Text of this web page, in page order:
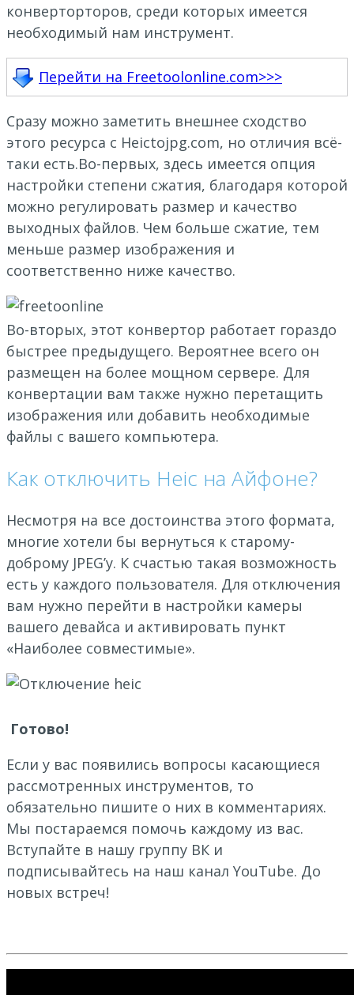
конверторторов, среди которых имеется
необходимый нам инструмент.
Перейти на Freetoolonline.com>>>
Сразу можно заметить внешнее сходство
этого ресурса с Heictojpg.com, но отличия всё-
таки есть.Во-первых, здесь имеется опция
настройки степени сжатия, благодаря которой
можно регулировать размер и качество
выходных файлов. Чем больше сжатие, тем
меньше размер изображения и
соответственно ниже качество.
Во-вторых, этот конвертор работает гораздо
быстрее предыдущего. Вероятнее всего он
размещен на более мощном сервере. Для
конвертации вам также нужно перетащить
изображения или добавить необходимые
файлы с вашего компьютера.
Как отключить Heic на Айфоне?
Несмотря на все достоинства этого формата,
многие хотели бы вернуться к старому-
доброму JPEG’у. К счастью такая возможность
есть у каждого пользователя. Для отключения
вам нужно перейти в настройки камеры
вашего девайса и активировать пункт
«Наиболее совместимые».
Готово!
Если у вас появились вопросы касающиеся
рассмотренных инструментов, то
обязательно пишите о них в комментариях.
Мы постараемся помочь каждому из вас.
Вступайте в нашу группу ВК и
подписывайтесь на наш канал YouTube. До
новых встреч!